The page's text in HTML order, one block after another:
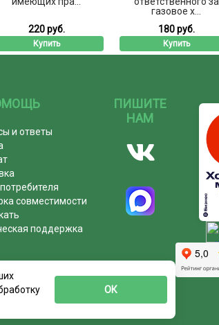
220 руб.
Купить
газовое х...
180 руб.
Купить
и ответы
совместимости
поддержка
ПИШИТЕ
НАМ
ОК